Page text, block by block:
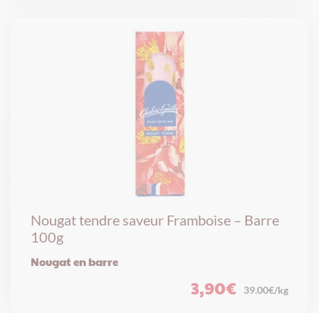
Nougat tendre saveur Framboise – Barre
100g
Nougat en barre
3,90€ 39.00€/kg